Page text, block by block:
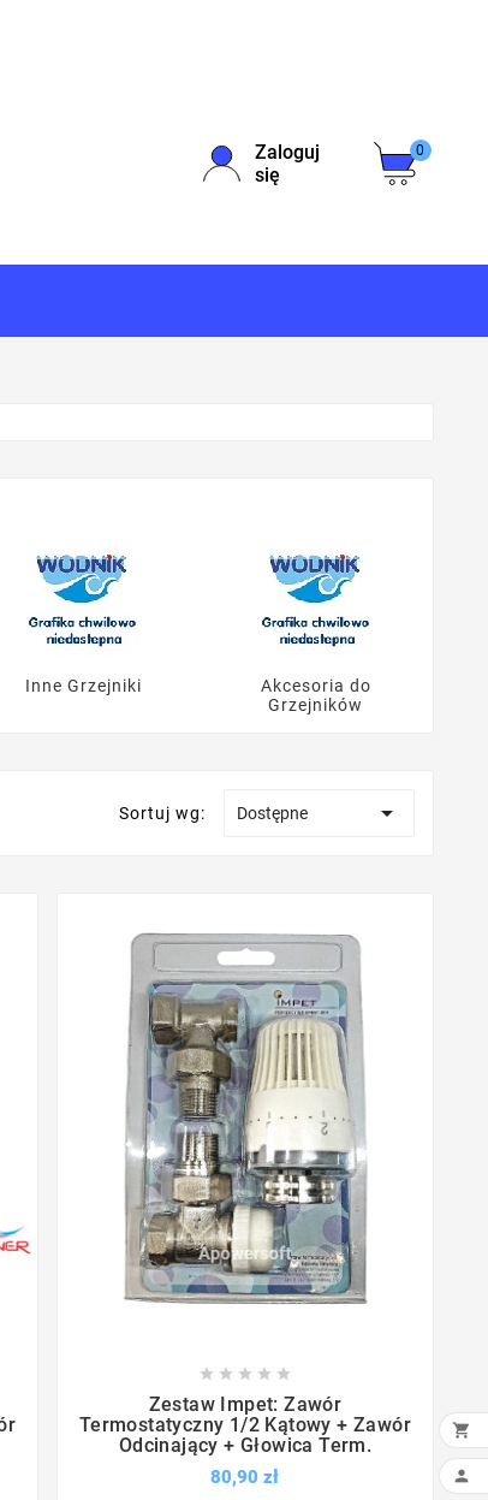
Zaloguj
się
0
Inne Grzejniki
Akcesoria do
Grzejników
Sortuj wg: Dostępne 
    
Zestaw Impet: Zawór
Termostatyczny 1/2 Kątowy + Zawór
Odcinający + Głowica Term.
80,90 zł

